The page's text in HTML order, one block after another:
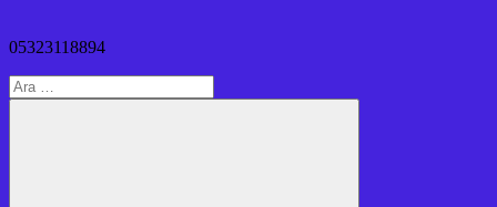
05323118894
Arama: